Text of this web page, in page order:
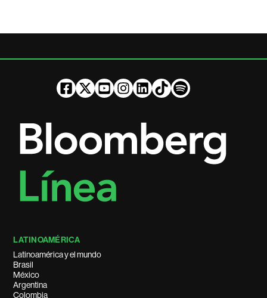
LATINOAMÉRICA
Latinoamérica y el mundo
Brasil
México
Argentina
Colombia